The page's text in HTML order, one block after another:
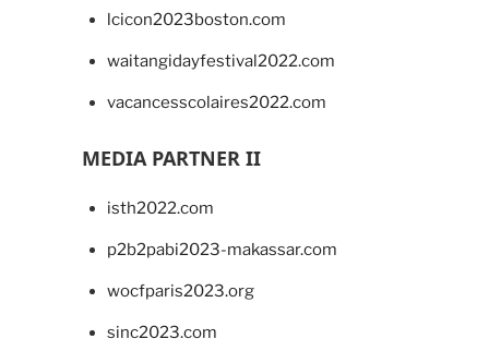
lcicon2023boston.com
waitangidayfestival2022.com
vacancesscolaires2022.com
MEDIA PARTNER II
isth2022.com
p2b2pabi2023-makassar.com
wocfparis2023.org
sinc2023.com